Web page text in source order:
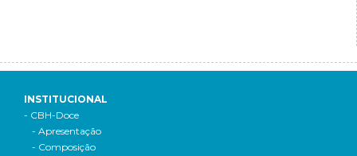
INSTITUCIONAL
- CBH-Doce
- Apresentação
- Composição